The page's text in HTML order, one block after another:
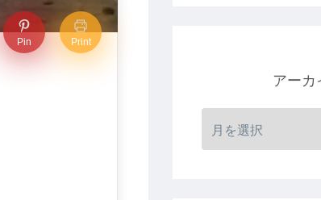
Pin Print
アーカ